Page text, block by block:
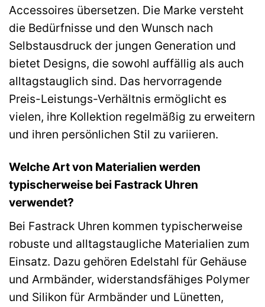
Accessoires übersetzen. Die Marke versteht
die Bedürfnisse und den Wunsch nach
Selbstausdruck der jungen Generation und
bietet Designs, die sowohl auffällig als auch
alltagstauglich sind. Das hervorragende
Preis-Leistungs-Verhältnis ermöglicht es
vielen, ihre Kollektion regelmäßig zu erweitern
und ihren persönlichen Stil zu variieren.
Welche Art von Materialien werden
typischerweise bei Fastrack Uhren
verwendet?
Bei Fastrack Uhren kommen typischerweise
robuste und alltagstaugliche Materialien zum
Einsatz. Dazu gehören Edelstahl für Gehäuse
und Armbänder, widerstandsfähiges Polymer
und Silikon für Armbänder und Lünetten,